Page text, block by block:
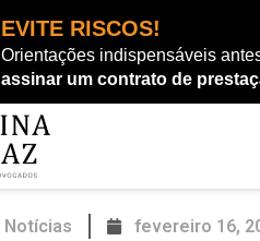
EVITE RISCOS!
Orientações indispensáveis
assinar um contrato de
Notícias fevereiro 16,